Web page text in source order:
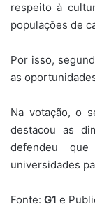
respeito à
populações de
Por isso,
as
Na votação, o
destacou as
defendeu
universidades
Fonte: G1 e